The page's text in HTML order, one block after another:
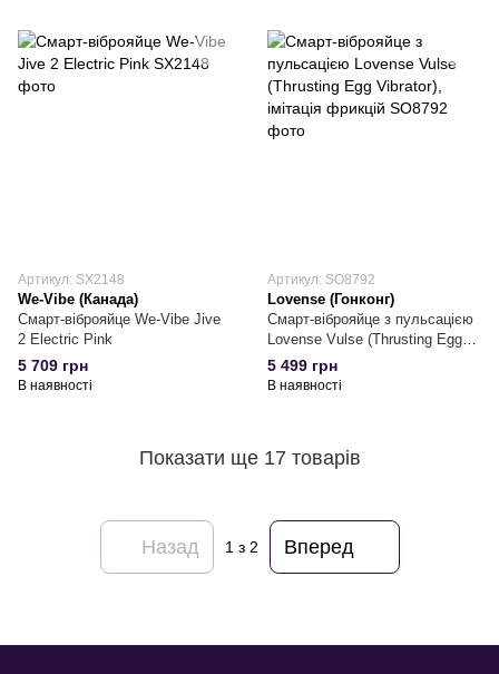
Артикул: SX2148
We-Vibe (Канада)
Смарт-віброяйце We-Vibe Jive
2 Electric Pink
5 709 грн
В наявності
Артикул: SO8792
Lovense (Гонконг)
Смарт-віброяйце з пульсацією
Lovense Vulse (Thrusting Egg
Vibrator), імітація фрикцій
5 499 грн
В наявності
Показати ще 17 товарів
Назад 1 з 2 Вперед